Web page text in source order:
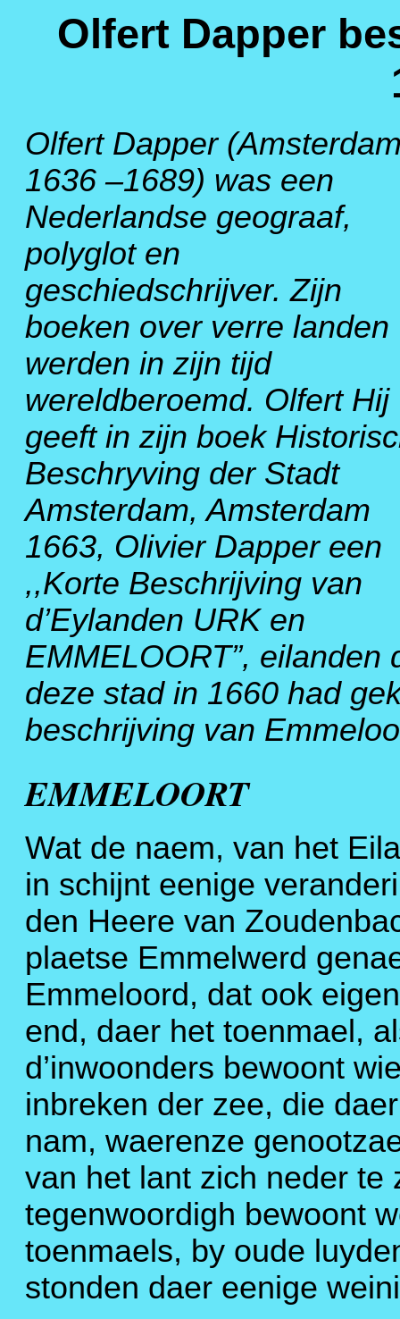
Olfert Dapper
Olfert Dapper
1636 –1689) was een
Nederlandse geograaf,
polyglot en
geschiedschrijver. Zijn
boeken over verre landen
werden in zijn tijd
wereldberoemd. Olfert Hij
geeft in zijn boek
Beschryving der Stadt
Amsterdam, Amsterdam
1663, Olivier Dapper een
,,Korte Beschrijving van
d’Eylanden URK en
EMMELOORT”, eilanden
deze stad in 1660 had
beschrijving van
EMMELOORT
Wat de naem, van het
in schijnt eenige
den Heere van
plaetse Emmelwerd
Emmeloord, dat ook
end, daer het toenmael,
d’inwoonders bewoont
inbreken der zee, die
nam, waerenze
van het lant zich neder te
tegenwoordigh bewoont
toenmaels, by oude
stonden daer eenige